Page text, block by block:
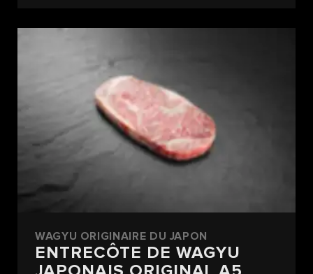
WAGYU ORIGINAIRE DU JAPON
ENTRECÔTE DE WAGYU